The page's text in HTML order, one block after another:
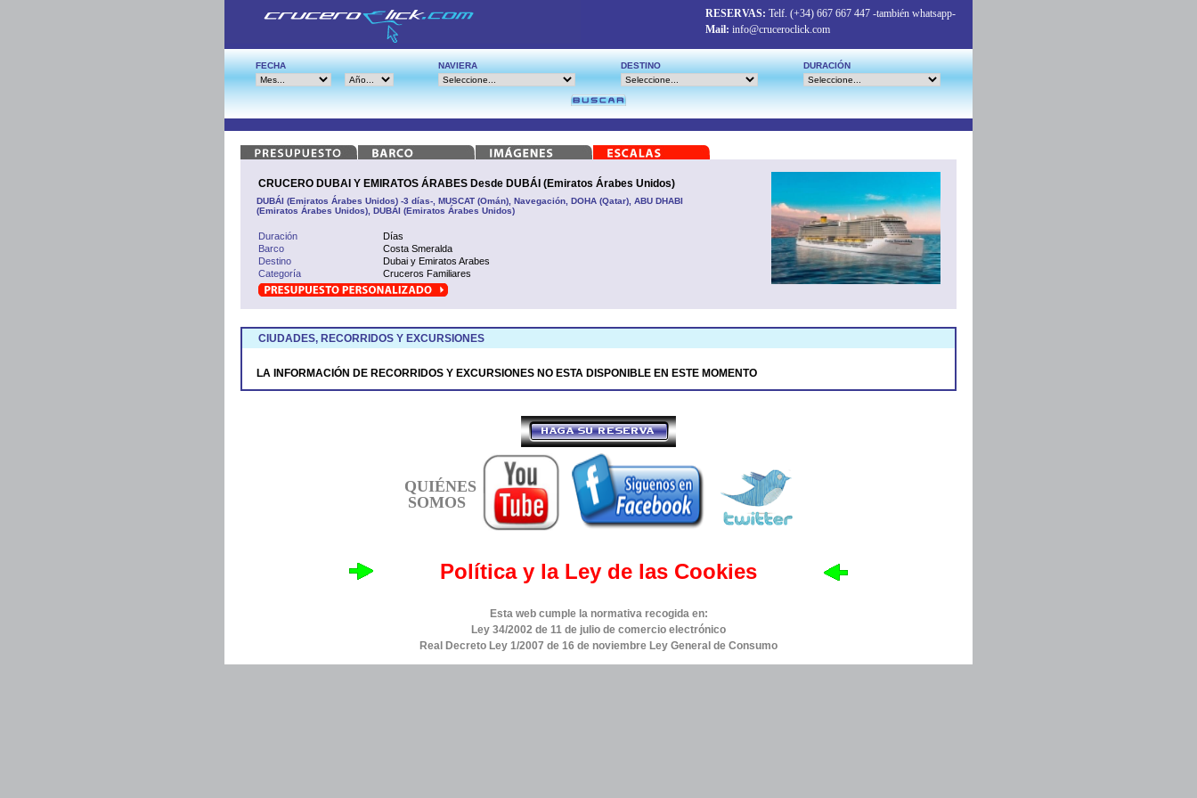
RESERVAS: Telf. (+34) 667 667 447 -también whatsapp-
Mail: info@cruceroclick.com
FECHA NAVIERA DESTINO DURACIÓN
CRUCERO DUBAI Y EMIRATOS ÁRABES Desde DUBÁI (Emiratos Árabes Unidos)
DUBÁI (Emiratos Árabes Unidos) -3 días-, MUSCAT (Omán), Navegación, DOHA (Qatar), ABU DHABI
(Emiratos Árabes Unidos), DUBÁI (Emiratos Árabes Unidos)
Duración
Días
Barco
Costa Smeralda
Destino
Dubai y Emiratos Arabes
Categoría
Cruceros Familiares
CIUDADES, RECORRIDOS Y EXCURSIONES
LA INFORMACIÓN DE RECORRIDOS Y EXCURSIONES NO ESTA DISPONIBLE EN ESTE MOMENTO
QUIÉNES
SOMOS
Política y la Ley de las Cookies
Esta web cumple la normativa recogida en:
Ley 34/2002 de 11 de julio de comercio electrónico
Real Decreto Ley 1/2007 de 16 de noviembre Ley General de Consumo